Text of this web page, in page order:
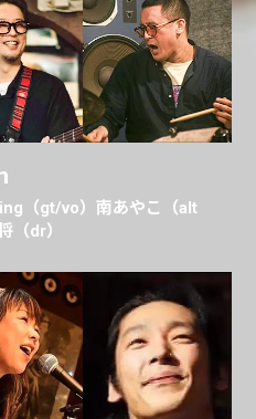
（gt/vo）南あやこ（alt
（dr）